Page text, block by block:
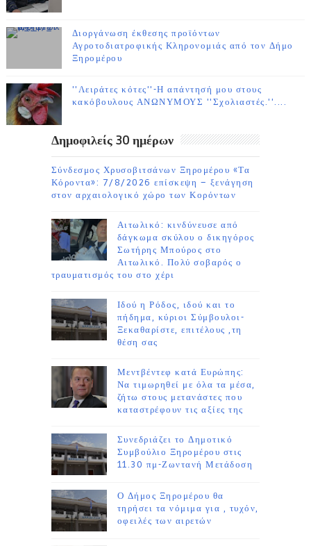
Διοργάνωση έκθεσης προϊόντων
Αγροτοδιατροφικής Κληρονομιάς από τον Δήμο
Ξηρομέρου
''Λειράτες κότες''-Η απάντησή μου στους
κακόβουλους ΑΝΩΝΥΜΟΥΣ ''Σχολιαστές.''....
Δημοφιλείς 30 ημέρων
Σύνδεσμος Χρυσοβιτσάνων Ξηρομέρου «Τα
Κόροντα»: 7/8/2026 επίσκεψη – ξενάγηση
στον αρχαιολογικό χώρο των Κορόντων
Αιτωλικό: κινδύνευσε από
δάγκωμα σκύλου ο δικηγόρος
Σωτήρης Μπούρος στο
Αιτωλικό. Πολύ σοβαρός ο
τραυματισμός του στο χέρι
Ιδού η Ρόδος, ιδού και το
πήδημα, κύριοι Σύμβουλοι-
Ξεκαθαρίστε, επιτέλους ,τη
θέση σας
Μεντβέντεφ κατά Ευρώπης:
Να τιμωρηθεί με όλα τα μέσα,
ζήτω στους μετανάστες που
καταστρέφουν τις αξίες της
Συνεδριάζει το Δημοτικό
Συμβούλιο Ξηρομέρου στις
11.30 πμ-Ζωντανή Μετάδοση
Ο Δήμος Ξηρομέρου θα
τηρήσει τα νόμιμα για , τυχόν,
οφειλές των αιρετών